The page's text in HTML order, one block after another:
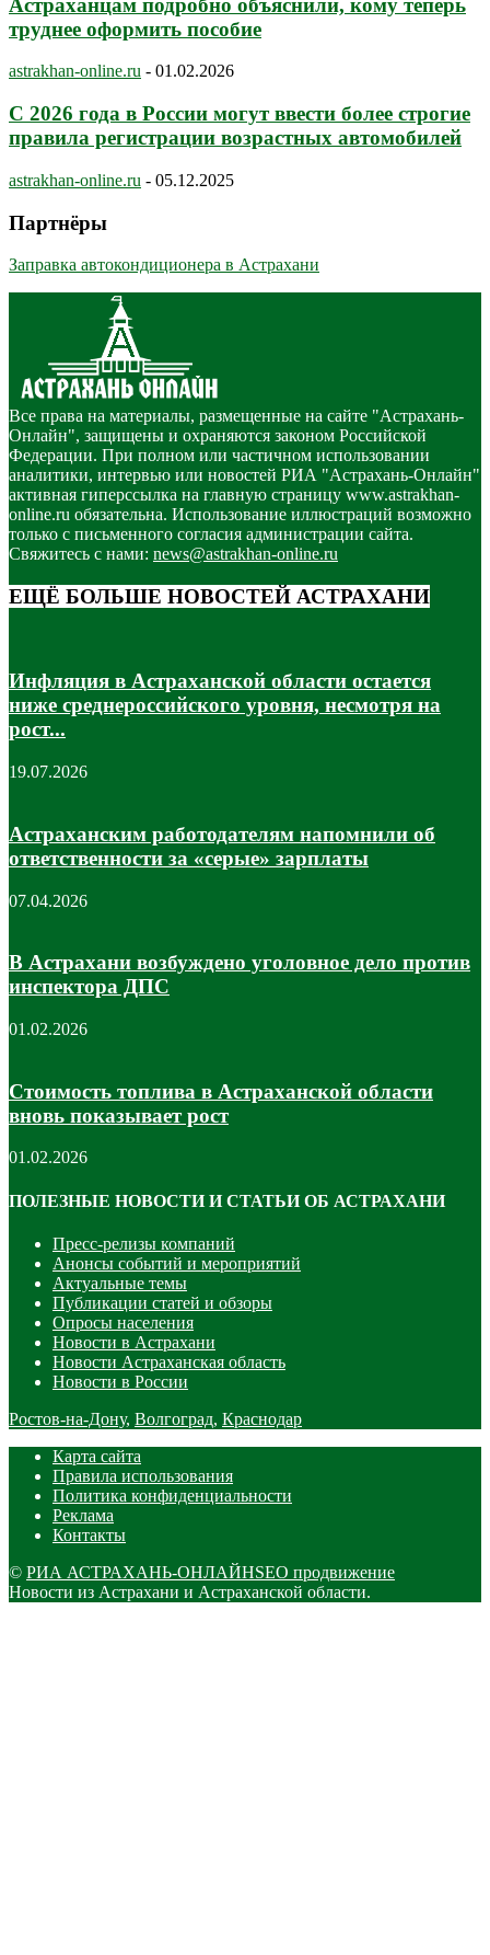
труднее оформить пособие
astrakhan-online.ru - 01.02.2026
С 2026 года в России могут ввести более строгие
правила регистрации возрастных автомобилей
astrakhan-online.ru - 05.12.2025
Партнёры
Заправка автокондиционера в Астрахани
Все права на материалы, размещенные на сайте "Астрахань-
Онлайн", защищены и охраняются законом Российской
Федерации. При полном или частичном использовании
аналитики, интервью или новостей РИА "Астрахань-Онлайн"
активная гиперссылка на главную страницу www.astrakhan-
online.ru обязательна. Использование иллюстраций возможно
только с письменного согласия администрации сайта.
Свяжитесь с нами: news@astrakhan-online.ru
ЕЩЁ БОЛЬШЕ НОВОСТЕЙ АСТРАХАНИ
Инфляция в Астраханской области остается
ниже среднероссийского уровня, несмотря на
рост...
19.07.2026
Астраханским работодателям напомнили об
ответственности за «серые» зарплаты
07.04.2026
В Астрахани возбуждено уголовное дело против
инспектора ДПС
01.02.2026
Стоимость топлива в Астраханской области
вновь показывает рост
01.02.2026
ПОЛЕЗНЫЕ НОВОСТИ И СТАТЬИ ОБ АСТРАХАНИ
Пресс-релизы компаний
Анонсы событий и мероприятий
Актуальные темы
Публикации статей и обзоры
Опросы населения
Новости в Астрахани
Новости Астраханская область
Новости в России
Ростов-на-Дону, Волгоград, Краснодар
Карта сайта
Правила использования
Политика конфиденциальности
Реклама
Контакты
© РИА АСТРАХАНЬ-ОНЛАЙНSEO продвижение
Новости из Астрахани и Астраханской области.